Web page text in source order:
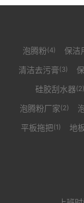
泡腾粉(4) 保洁
清洁去污膏(3)
硅胶刮水器(2)
泡腾粉厂家(2)
平板拖把(1) 地